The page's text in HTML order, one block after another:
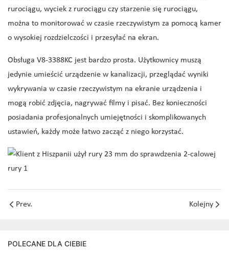
rurociągu, wyciek z rurociągu czy starzenie się rurociągu,
można to monitorować w czasie rzeczywistym za pomocą kamer
o wysokiej rozdzielczości i przesyłać na ekran.
Obsługa V8-3388KC jest bardzo prosta. Użytkownicy muszą
jedynie umieścić urządzenie w kanalizacji, przeglądać wyniki
wykrywania w czasie rzeczywistym na ekranie urządzenia i
mogą robić zdjęcia, nagrywać filmy i pisać. Bez konieczności
posiadania profesjonalnych umiejętności i skomplikowanych
ustawień, każdy może łatwo zacząć z niego korzystać.
Prev. Kolejny
POLECANE DLA CIEBIE